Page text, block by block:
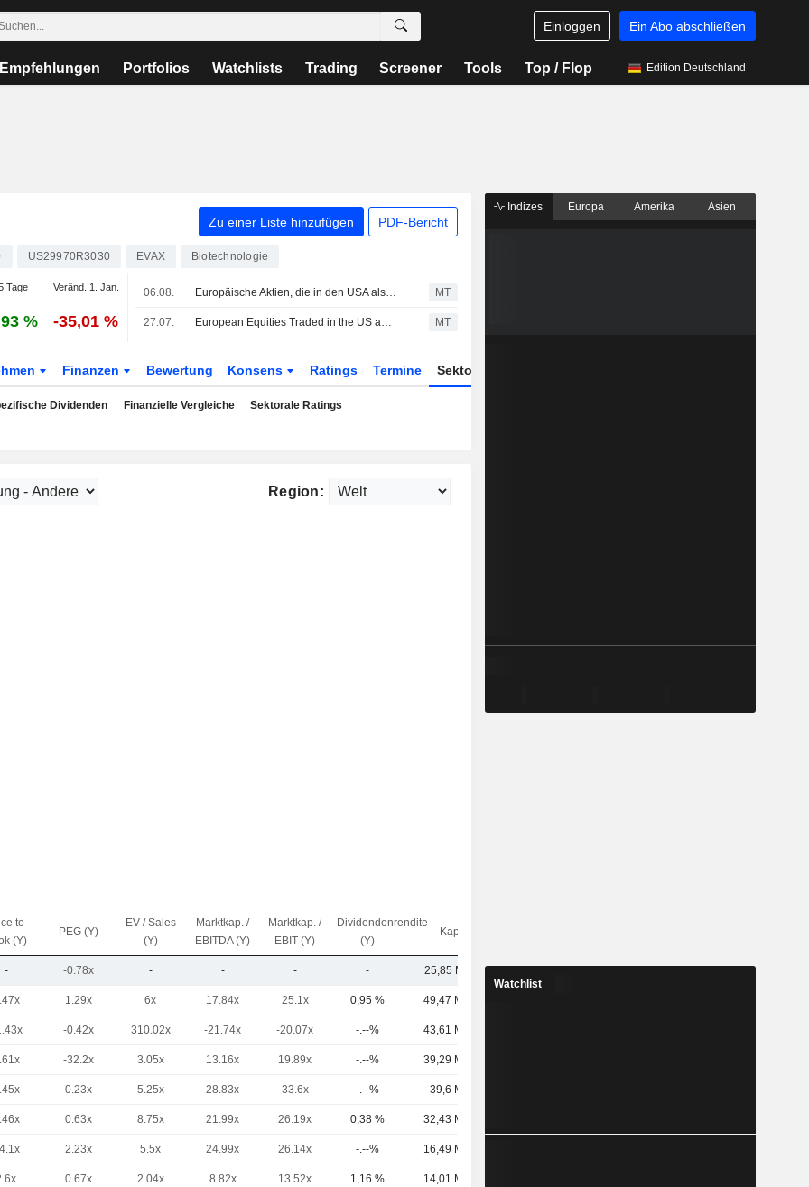
Einloggen Ein Abo abschließen
Empfehlungen Portfolios Watchlists Trading Screener Tools Top / Flop Edition Deutschland
Zu einer Liste hinzufügen PDF-Bericht
US29970R3030 EVAX Biotechnologie
Tage Veränd. 1. Jan.
% -35,01 %
06.08. Europäische Aktien, die in den USA als American Depositary Receipts gehandelt werden, legen im Handel am Donnerstag zu MT
27.07. European Equities Traded in the US as American Depositary Receipts Start Week Marginally Higher in Monday Trading MT
Finanzen Bewertung Konsens Ratings Termine Sektor
Dividenden Finanzielle Vergleiche Sektorale Ratings
Region:
to
(Y)
PEG (Y)
EV / Sales
(Y)
Marktkap. /
EBITDA (Y)
Marktkap. /
EBIT (Y)
Dividendenrendite
(Y)
Kap.($)
- -0.78x - - - - 25,85 Mio.
1.29x 6x 17.84x 25.1x 0,95 % 49,47 Mrd.
-0.42x 310.02x -21.74x -20.07x -.--% 43,61 Mrd.
-32.2x 3.05x 13.16x 19.89x -.--% 39,29 Mrd.
0.23x 5.25x 28.83x 33.6x -.--% 39,6 Mrd.
0.63x 8.75x 21.99x 26.19x 0,38 % 32,43 Mrd.
2.23x 5.5x 24.99x 26.14x -.--% 16,49 Mrd.
0.67x 2.04x 8.82x 13.52x 1,16 % 14,01 Mrd.
Indizes Europa Amerika Asien
Watchlist